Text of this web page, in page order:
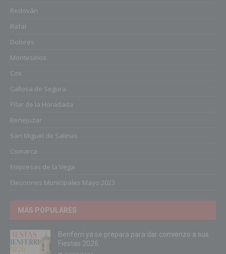
Redován
Rafal
Dolores
Montesinos
Cox
Callosa de Segura
Pilar de la Horadada
Benejuzar
San Miguel de Salinas
Comarca
Empresas de la Vega
Elecciones Municipales Mayo 2023
MÁS POPULARES
Benferri ya se prepara para dar comienzo a sus
Fiestas 2026